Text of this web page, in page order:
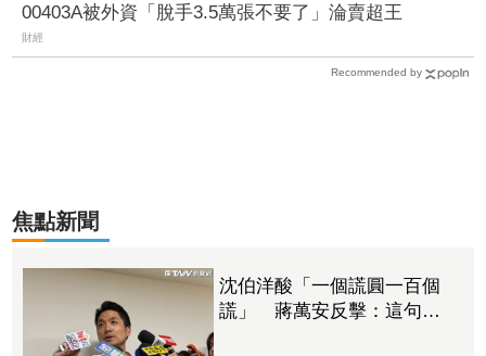
00403A被外資「脫手3.5萬張不要了」淪賣超王
財經
Recommended by
焦點新聞
沈伯洋酸「一個謊圓一百個
謊」 蔣萬安反擊：這句套